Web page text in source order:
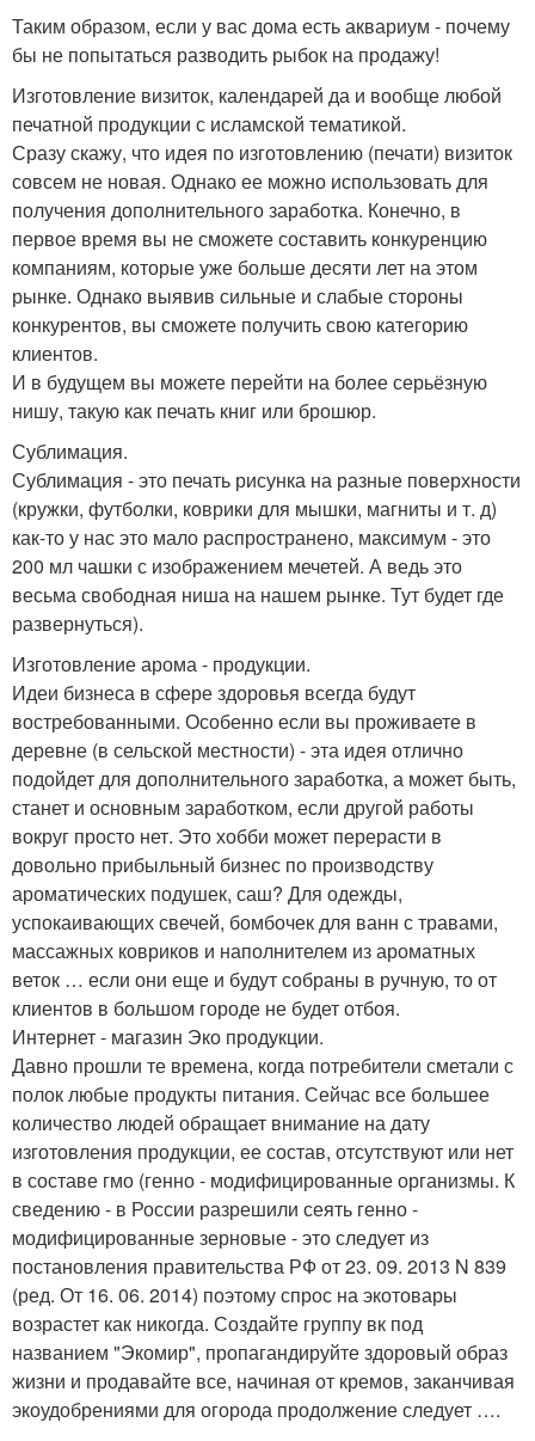
Таким образом, если у вас дома есть аквариум - почему
бы не попытаться разводить рыбок на продажу!
Изготовление визиток, календарей да и вообще любой
печатной продукции с исламской тематикой.
Сразу скажу, что идея по изготовлению (печати) визиток
совсем не новая. Однако ее можно использовать для
получения дополнительного заработка. Конечно, в
первое время вы не сможете составить конкуренцию
компаниям, которые уже больше десяти лет на этом
рынке. Однако выявив сильные и слабые стороны
конкурентов, вы сможете получить свою категорию
клиентов.
И в будущем вы можете перейти на более серьёзную
нишу, такую как печать книг или брошюр.
Сублимация.
Сублимация - это печать рисунка на разные поверхности
(кружки, футболки, коврики для мышки, магниты и т. д)
как-то у нас это мало распространено, максимум - это
200 мл чашки с изображением мечетей. А ведь это
весьма свободная ниша на нашем рынке. Тут будет где
развернуться).
Изготовление арома - продукции.
Идеи бизнеса в сфере здоровья всегда будут
востребованными. Особенно если вы проживаете в
деревне (в сельской местности) - эта идея отлично
подойдет для дополнительного заработка, а может быть,
станет и основным заработком, если другой работы
вокруг просто нет. Это хобби может перерасти в
довольно прибыльный бизнес по производству
ароматических подушек, саш? Для одежды,
успокаивающих свечей, бомбочек для ванн с травами,
массажных ковриков и наполнителем из ароматных
веток … если они еще и будут собраны в ручную, то от
клиентов в большом городе не будет отбоя.
Интернет - магазин Эко продукции.
Давно прошли те времена, когда потребители сметали с
полок любые продукты питания. Сейчас все большее
количество людей обращает внимание на дату
изготовления продукции, ее состав, отсутствуют или нет
в составе гмо (генно - модифицированные организмы. К
сведению - в России разрешили сеять генно -
модифицированные зерновые - это следует из
постановления правительства РФ от 23. 09. 2013 N 839
(ред. От 16. 06. 2014) поэтому спрос на экотовары
возрастет как никогда. Создайте группу вк под
названием "Экомир", пропагандируйте здоровый образ
жизни и продавайте все, начиная от кремов, заканчивая
экоудобрениями для огорода продолжение следует ….